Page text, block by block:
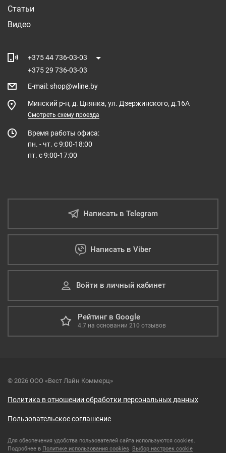
Статьи
Видео
+375 44 736-03-03
+375 29 736-03-03
E-mail :shop@wline.by
Минский р-н, д. Цнянка, ул. Дзержинского, д.16А
Смотреть схему проезда
Время работы офиса:
пн. - чт. с 9:00-18:00
пт. с 9:00-17:00
Написать в Telegram
Написать в Viber
Войти в личный кабинет
Рейтинг в Google
4.7 на основании 210 отзывов
© 2026 ООО «Вест Лайн Коммерц»
Политика в отношении обработки персональных данных
Пользовательское соглашение
Для обеспечения удобства пользователей сайта используются cookies.
Подробнее в Политике использования cookies. Выбор настроек cookie